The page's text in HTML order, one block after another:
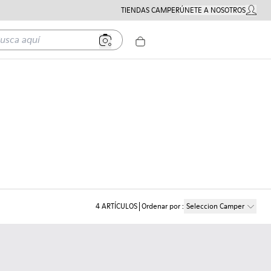
TIENDAS CAMPERÚNETE A NOSOTROSMI
aquí
4ARTÍCULOS Ordenar por: Seleccion Camper